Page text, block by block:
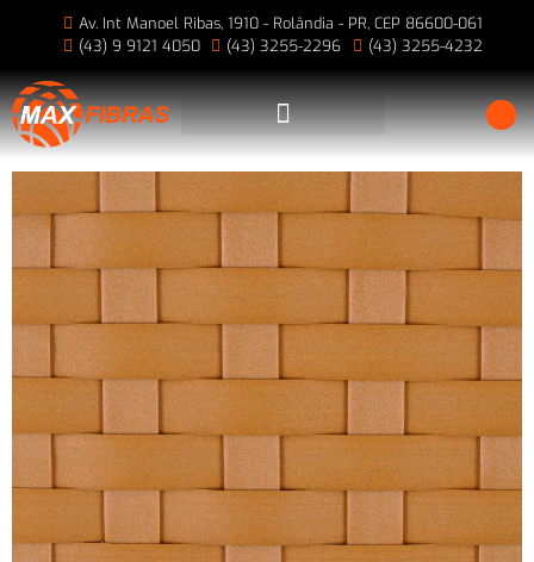
Av. Int Manoel Ribas, 1910 - Rolândia - PR, CEP 86600-061
(43) 9 9121 4050
(43) 3255-2296 (43) 3255-4232